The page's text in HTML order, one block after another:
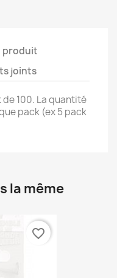
produit
joints
100. La quantité
pack (ex 5 pack
la même
favorite_border